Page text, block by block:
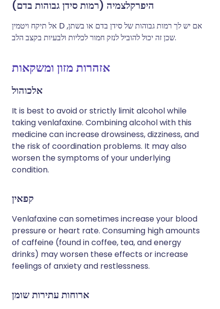
היפרקלצמיה (רמות סידן גבוהות בדם)
אל תיקח ויטמין D אם יש לך רמות גבוהות של סידן בדם או בשתן,
שכן זה יכול להוביל לנזק חמור לכליות ולבעיות בקצב הלב.
אזהרות מזון ומשקאות
אלכוהול
It is best to avoid or strictly limit alcohol while
taking venlafaxine. Combining alcohol with this
medicine can increase drowsiness, dizziness, and
the risk of coordination problems. It may also
worsen the symptoms of your underlying
condition.
קפאין
Venlafaxine can sometimes increase your blood
pressure or heart rate. Consuming high amounts
of caffeine (found in coffee, tea, and energy
drinks) may worsen these effects or increase
feelings of anxiety and restlessness.
ארוחות עתירות שומן